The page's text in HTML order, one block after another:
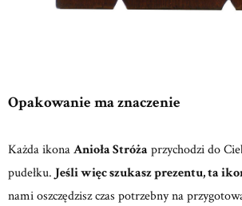
Opakowanie ma znaczenie
Każda ikonaAnioła Stróża przychodzi do
pudełku. Jeśli więc szukasz prezentu, ta
nami oszczędzisz czas potrzebny na